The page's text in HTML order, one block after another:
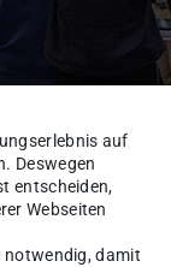
auf
Deswegen
entscheiden,
Webseiten
notwendig, damit